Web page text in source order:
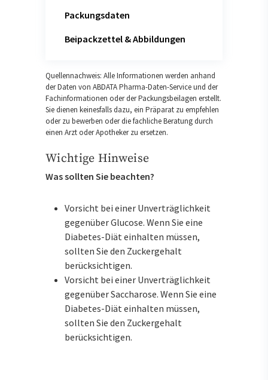
Packungsdaten
Beipackzettel & Abbildungen
Quellennachweis: Alle Informationen werden anhand
der Daten von ABDATA Pharma-Daten-Service und der
Fachinformationen oder der Packungsbeilagen erstellt.
Sie dienen keinesfalls dazu, ein Präparat zu empfehlen
oder zu bewerben oder die fachliche Beratung durch
einen Arzt oder Apotheker zu ersetzen.
Wichtige Hinweise
Was sollten Sie beachten?
Vorsicht bei einer Unverträglichkeit
gegenüber Glucose. Wenn Sie eine
Diabetes-Diät einhalten müssen,
sollten Sie den Zuckergehalt
berücksichtigen.
Vorsicht bei einer Unverträglichkeit
gegenüber Saccharose. Wenn Sie eine
Diabetes-Diät einhalten müssen,
sollten Sie den Zuckergehalt
berücksichtigen.